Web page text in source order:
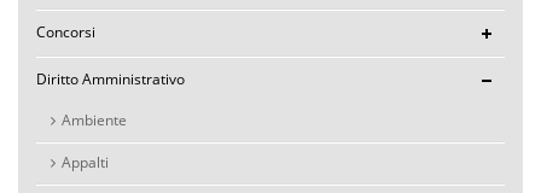
Concorsi
Diritto Amministrativo
Ambiente
Appalti